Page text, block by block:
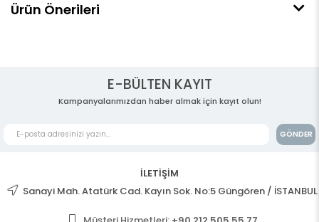
Ürün Önerileri
E-BÜLTEN KAYIT
Kampanyalarımızdan haber almak için kayıt olun!
GÖNDER
İLETİŞİM
Sanayi Mah. Atatürk Cad. Kayın Sok. No:5 Güngören / İSTANBUL